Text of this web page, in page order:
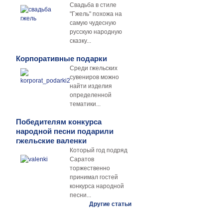
Свадьба в стиле
"Гжель" похожа на
самую чудесную
русскую народную
сказку...
Корпоративные подарки
Среди гжельских
сувениров можно
найти изделия
определенной
тематики...
Победителям конкурса
народной песни подарили
гжельские валенки
Который год подряд
Саратов
торжественно
принимал гостей
конкурса народной
песни...
Другие статьи